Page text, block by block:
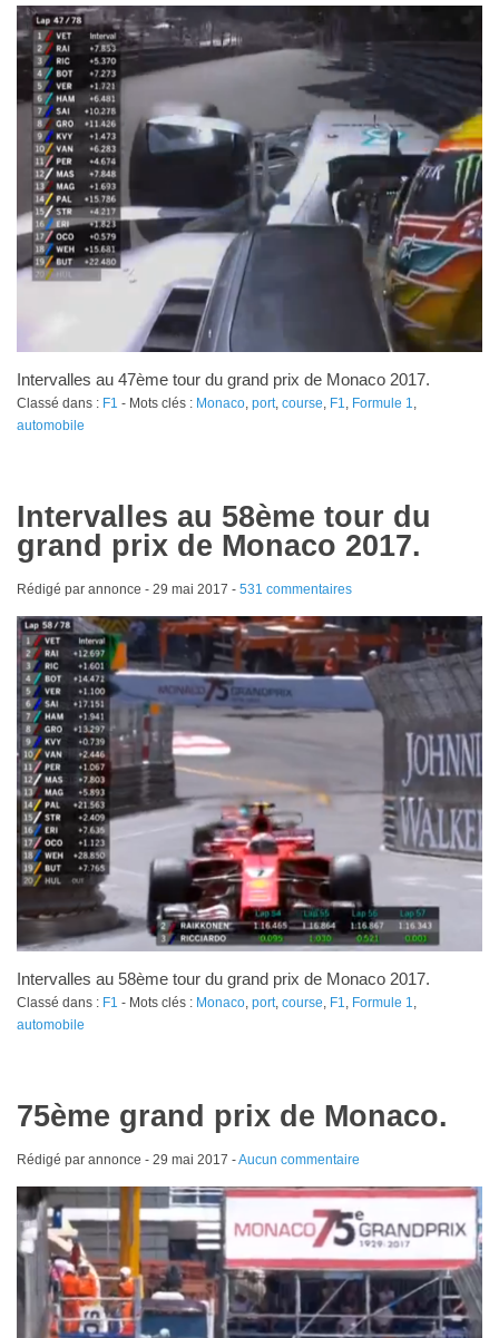
Intervalles au 47ème tour du grand prix de Monaco 2017.
Classé dans : F1 - Mots clés : Monaco, port, course, F1, Formule 1,
automobile
Intervalles au 58ème tour du
grand prix de Monaco 2017.
Rédigé par annonce - 29 mai 2017 - 531 commentaires
Intervalles au 58ème tour du grand prix de Monaco 2017.
Classé dans : F1 - Mots clés : Monaco, port, course, F1, Formule 1,
automobile
75ème grand prix de Monaco.
Rédigé par annonce - 29 mai 2017 -Aucun commentaire